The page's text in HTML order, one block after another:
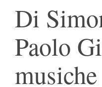
Di
Paolo